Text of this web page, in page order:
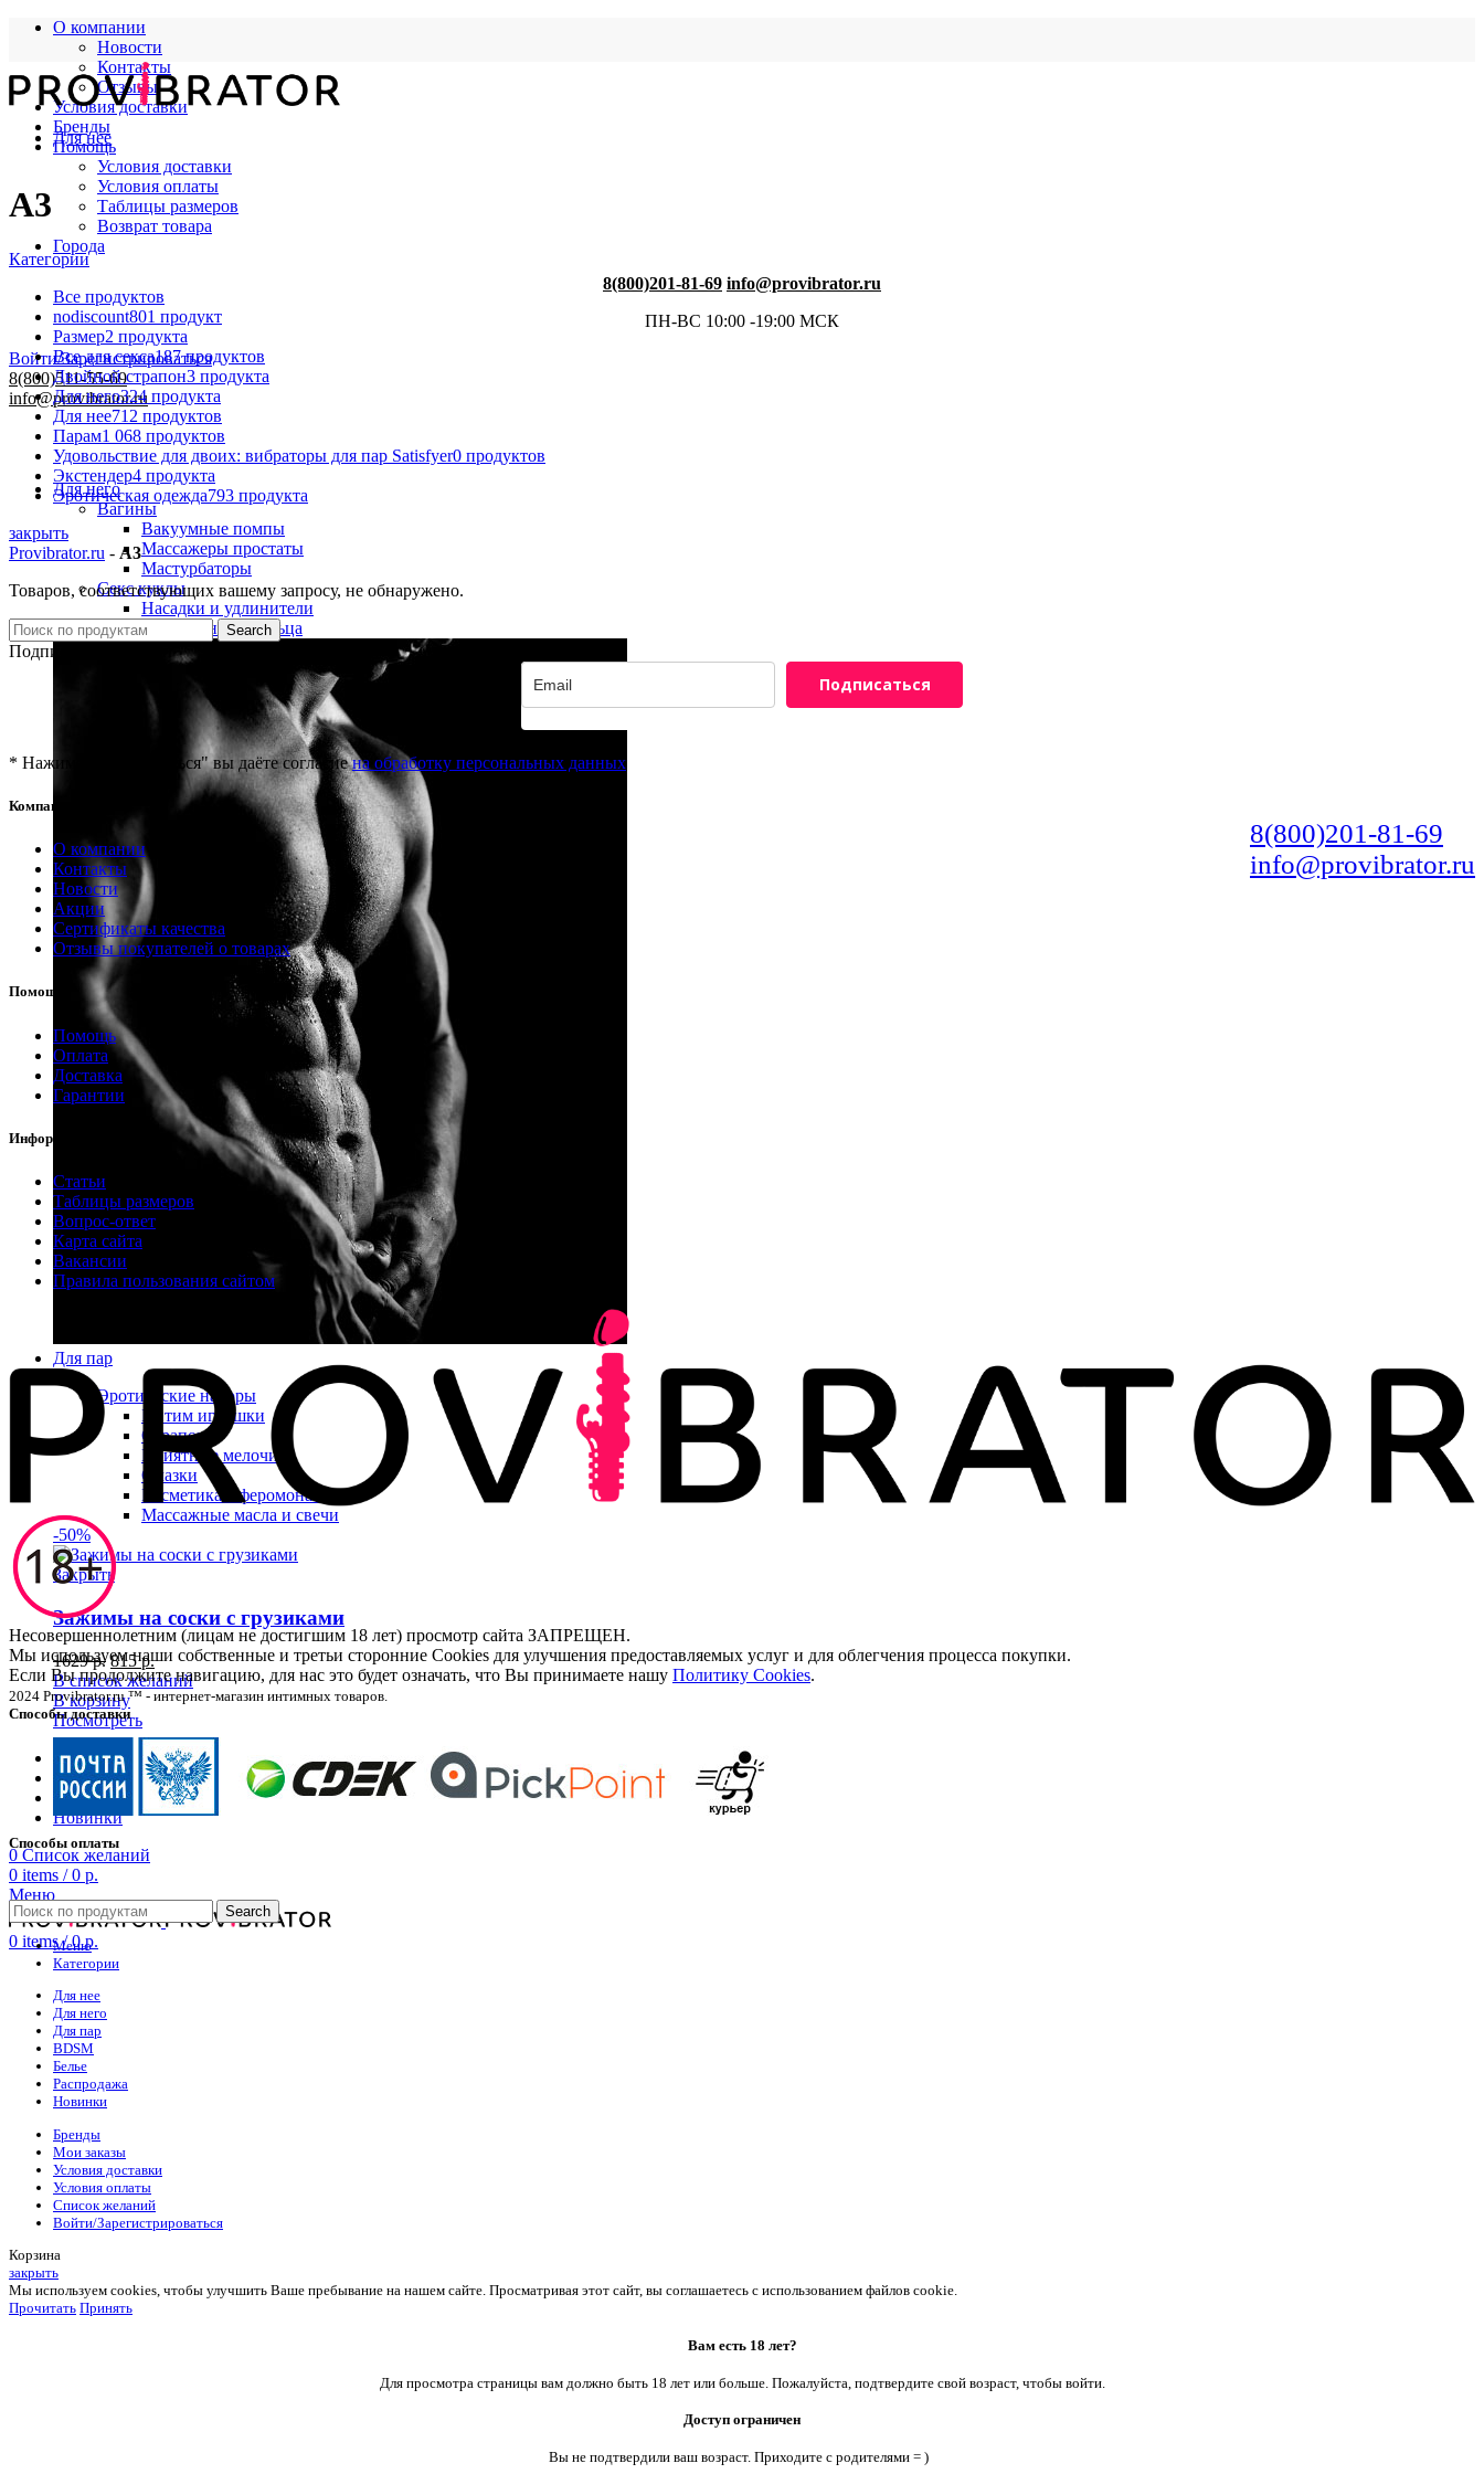
О компании
Новости
Контакты
Отзывы
Условия доставки
Бренды
Помощь
Условия доставки
Условия оплаты
Таблицы размеров
Возврат товара
Города
8(800)201-81-69 info@provibrator.ru
ПН-ВС 10:00 -19:00 МСК
Войти/Зарегистрироваться
8(800)511-55-69
info@provibrator.ru
Для нее
Для него
Вагины
Вакуумные помпы
Массажеры простаты
Мастурбаторы
Секс куклы
Насадки и удлинители
Эрекционные кольца
Для пар
Эротические наборы
Интим игрушки
Страпоны
Приятные мелочи
Смазки
Косметика с феромонами
Массажные масла и свечи
-50%
Закрыть
Зажимы на соски с грузиками
1629р. 815р.
В список желаний
В корзину
Посмотреть
BDSM
Белье
Распродажа
Новинки
0 Список желаний
0 items / 0 р.
Меню
0 items / 0р.
A3
Категории
Все продуктов
nodiscount801 продукт
Размер2 продукта
Все для секса187 продуктов
Двойной страпон3 продукта
Для него324 продукта
Для нее712 продуктов
Парам1 068 продуктов
Удовольствие для двоих: вибраторы для пар Satisfyer0 продуктов
Экстендер4 продукта
Эротическая одежда793 продукта
закрыть
Provibrator.ru - A3
Товаров, соответствующих вашему запросу, не обнаружено.
Search
Подписка на новости
Подписаться
* Нажимая "Подписаться" вы даёте согласиена обработку персональных данных
8(800)201-81-69
info@provibrator.ru
Компания
О компании
Контакты
Новости
Акции
Сертификаты качества
Отзывы покупателей о товарах
Помощь
Помощь
Оплата
Доставка
Гарантии
Информация
Статьи
Таблицы размеров
Вопрос-ответ
Карта сайта
Вакансии
Правила пользования сайтом
Несовершеннолетним (лицам не достигшим 18 лет) просмотр сайта ЗАПРЕЩЕН.
Мы используем наши собственные и третьи сторонние Cookies для улучшения предоставляемых услуг и для облегчения процесса покупки.
Если Вы продолжите навигацию, для нас это будет означать, что Вы принимаете нашу Политику Cookies.
2024 Provibrator.ru ™ - интернет-магазин интимных товаров.
Способы доставки
Способы оплаты
Search
Меню
Категории
Для нее
Для него
Для пар
BDSM
Белье
Распродажа
Новинки
Бренды
Мои заказы
Условия доставки
Условия оплаты
Список желаний
Войти/Зарегистрироваться
Корзина
закрыть
Мы используем cookies, чтобы улучшить Ваше пребывание на нашем сайте. Просматривая этот сайт, вы соглашаетесь с использованием файлов cookie.
Прочитать Принять
Вам есть 18 лет?
Для просмотра страницы вам должно быть 18 лет или больше. Пожалуйста, подтвердите свой возраст, чтобы войти.
Доступ ограничен
Вы не подтвердили ваш возраст. Приходите с родителями = )